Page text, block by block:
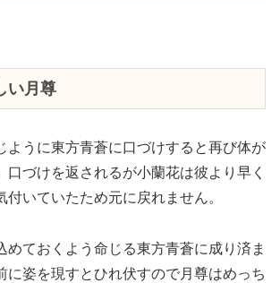
い月尊
ように東方青蒼に口づけすると再び体が
口づけを返されるが小蘭花は彼より早く
付いていたため元に戻れません。
めておくよう命じる東方青蒼に成り済ま
に姿を現すとひれ伏すので月尊はめっち